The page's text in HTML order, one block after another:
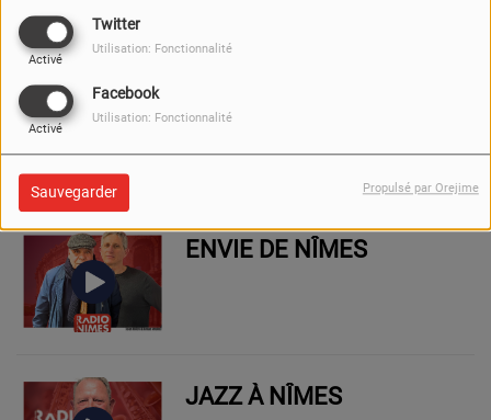
Twitter
Activé
Utilisation: Fonctionnalité
Facebook
Activé
Utilisation: Fonctionnalité
Sauvegarder Propulsé par Orejime
ENVIE DE NÎMES
JAZZ À NÎMES